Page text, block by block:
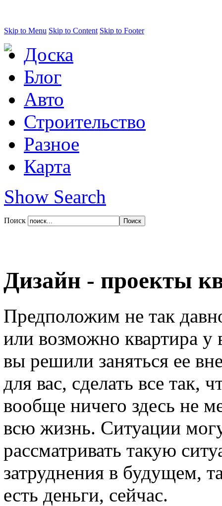
Skip to Menu Skip to Content Skip to Footer
Доска
Блог
Авто
Строительство
Разное
Карта
Show Search
Поиск
Дизайн - проекты
Предположим не так
или возможно квартира у
вы решили заняться ее
для вас, сделать все
вообще ничего здесь не
всю жизнь. Ситуации
рассматривать такую
затруднения в будущем,
есть деньги, сейчас.